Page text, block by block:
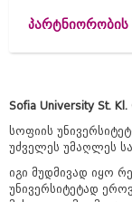
პარტნიორობის
Sofia University St. Kl.
სოფიის
უძველეს უმაღლეს
იგი მუდმივად იყო
უნივერსიტეტად